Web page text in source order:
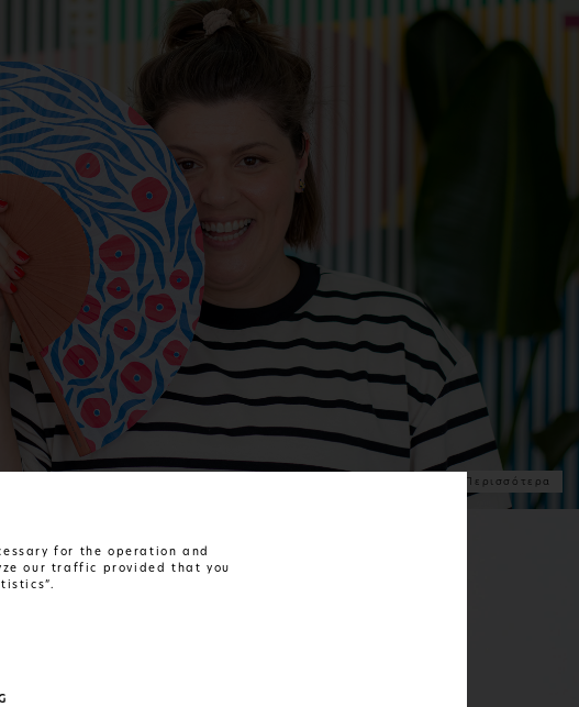
for the operation and
our traffic provided that you
Δείτε Περισσότερα